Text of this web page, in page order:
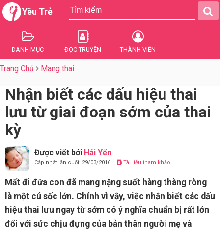
Yêu Trẻ
DANH MỤC ĐỌC TRUYỆN THÀNH VIÊN
Trang Chủ Mang thai
Nhận biết các dấu hiệu thai
lưu từ giai đoạn sớm của thai
kỳ
Được viết bởi Hải Yến
Cập nhật lần cuối: 29/03/2016 Tài liệu tham khảo
Mất đi đứa con đã mang nặng suốt hàng thàng ròng
là một cú sốc lớn. Chính vì vậy, việc nhận biết các dấu
hiệu thai lưu ngay từ sớm có ý nghĩa chuẩn bị rất lớn
đối với sức chịu đựng của bản thân người mẹ và